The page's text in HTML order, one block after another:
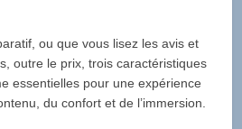
ou que vous lisez les avis et
outre le prix, trois caractéristiques
essentielles pour une expérience
du confort et de l’immersion.